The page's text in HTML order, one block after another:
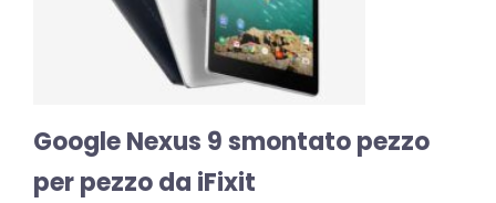
Google Nexus 9 smontato pezzo
per pezzo da iFixit